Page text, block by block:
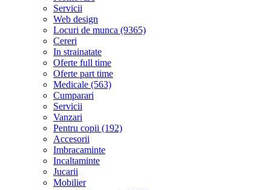
Servicii
Web design
Locuri de munca (9365)
Cereri
In strainatate
Oferte full time
Oferte part time
Medicale (563)
Cumparari
Servicii
Vanzari
Pentru copii (192)
Accesorii
Imbracaminte
Incaltaminte
Jucarii
Mobilier